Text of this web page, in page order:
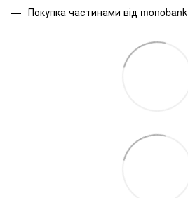
Покупка частинами від monobank